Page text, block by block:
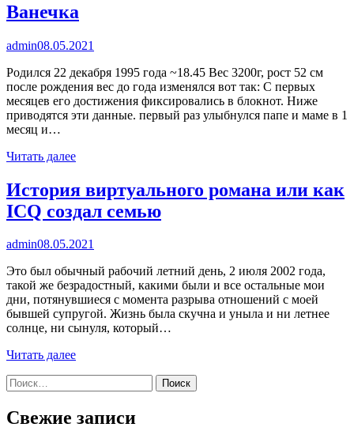
Ванечка
admin08.05.2021
Родился 22 декабря 1995 года ~18.45 Вес 3200г, рост 52 см
после рождения вес до года изменялся вот так: С первых
месяцев его достижения фиксировались в блокнот. Ниже
приводятся эти данные. первый раз улыбнулся папе и маме в 1
месяц и…
Читать далее
История виртуального романа или как
ICQ создал семью
admin08.05.2021
Это был обычный рабочий летний день, 2 июля 2002 года,
такой же безрадостный, какими были и все остальные мои
дни, потянувшиеся с момента разрыва отношений с моей
бывшей супругой. Жизнь была скучна и уныла и ни летнее
солнце, ни сынуля, который…
Читать далее
Найти:
Свежие записи